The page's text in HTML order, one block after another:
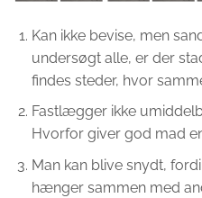
Kan ikke bevise, men
undersøgt alle, er der
findes steder, hvor
Fastlægger ikke
Hvorfor giver god mad
Man kan blive snydt,
hænger sammen med